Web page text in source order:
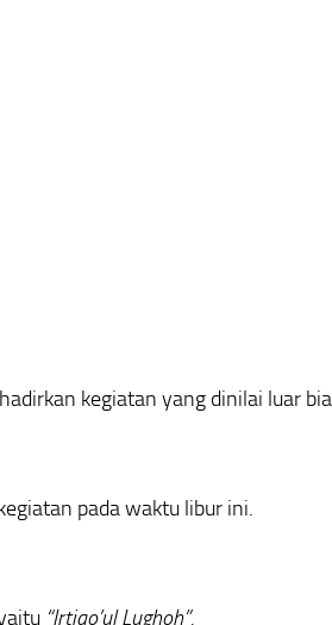
kegiatan yang dinilai luar
pada waktu libur ini.
“Irtiqo’ul Lughoh”.